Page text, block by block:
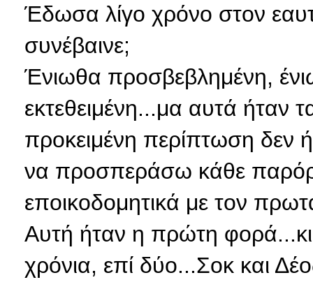
Έδωσα λίγο χρόνο στον
συνέβαινε;
Ένιωθα προσβεβλημένη,
εκτεθειμένη...μα αυτά ήταν
προκειμένη περίπτωση
να προσπεράσω κάθε
εποικοδομητικά με τον
Αυτή ήταν η πρώτη
χρόνια, επί δύο...Σοκ και